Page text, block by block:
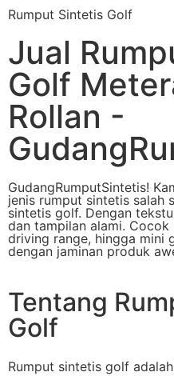
Rumput Sintetis Golf
Jual
Golf
Rollan -
GudangRumputSintetis!
jenis rumput sintetis salah
sintetis golf. Dengan
dan tampilan alami.
driving range, hingga mini
dengan jaminan produk
Tentang
Golf
Rumput sintetis golf